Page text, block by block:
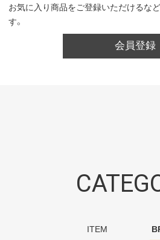
お気に入り商品をご登録いただけるな
す。
会員登録
ITEM